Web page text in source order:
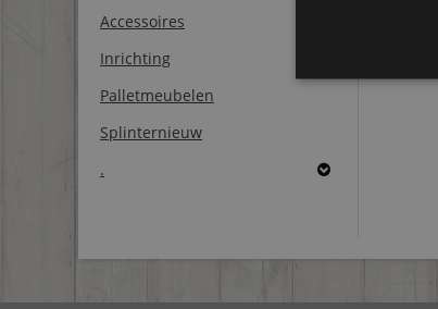
Accessoires
Inrichting
Palletmeubelen
Splinternieuw
.